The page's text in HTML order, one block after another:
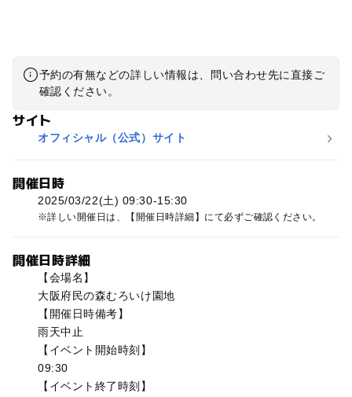
予約の有無などの詳しい情報は、問い合わせ先に直接ご
確認ください。
サイト
オフィシャル（公式）サイト
開催日時
2025/03/22(土) 09:30-15:30
詳しい開催日は、【開催日時詳細】にて必ずご確認ください。
開催日時詳細
【会場名】
大阪府民の森むろいけ園地
【開催日時備考】
雨天中止
【イベント開始時刻】
09:30
【イベント終了時刻】